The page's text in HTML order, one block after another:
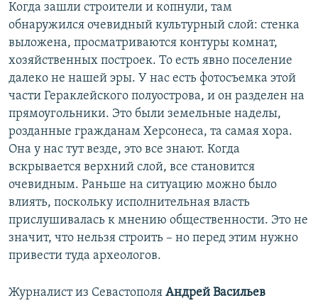
Когда зашли строители и копнули, там
обнаружился очевидный культурный слой: стенка
выложена, просматриваются контуры комнат,
хозяйственных построек. То есть явно поселение
далеко не нашей эры. У нас есть фотосъемка этой
части Гераклейского полуострова, и он разделен на
прямоугольники. Это были земельные наделы,
розданные гражданам Херсонеса, та самая хора.
Она у нас тут везде, это все знают. Когда
вскрывается верхний слой, все становится
очевидным. Раньше на ситуацию можно было
влиять, поскольку исполнительная власть
прислушивалась к мнению общественности. Это не
значит, что нельзя строить – но перед этим нужно
привести туда археологов.
Журналист из Севастополя Андрей Васильев